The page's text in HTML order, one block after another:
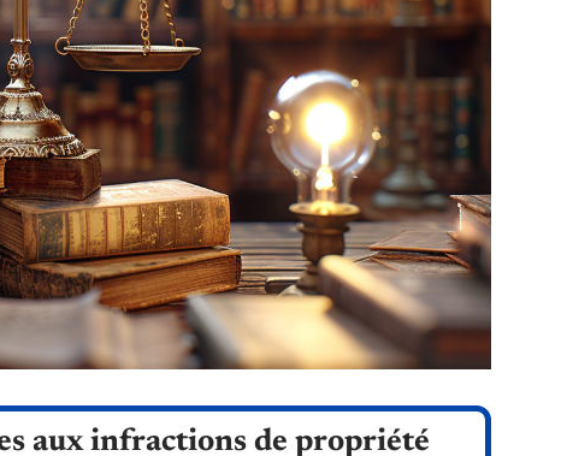
aux infractions de propriété